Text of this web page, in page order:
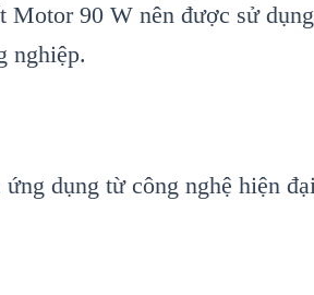
90 W nên được sử
nghiệp.
dụng từ công nghệ hiện